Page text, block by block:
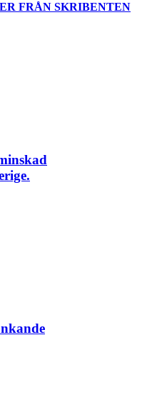
FRÅN SKRIBENTEN